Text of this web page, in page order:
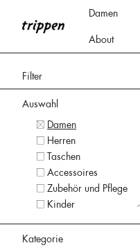
Damen
About
Filter
Auswahl
Damen
Herren
Taschen
Accessoires
Zubehör und Pflege
Kinder
Kategorie